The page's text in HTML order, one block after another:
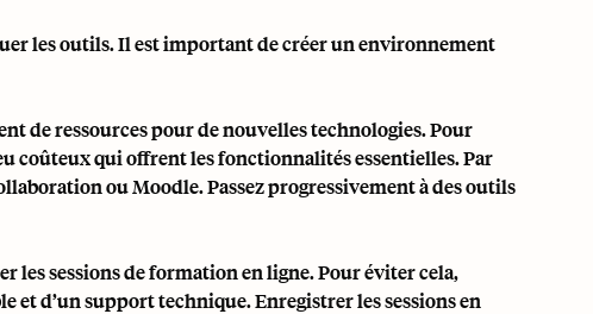
les outils. Il est important de créer un environnement
de ressources pour de nouvelles technologies. Pour
coûteux qui offrent les fonctionnalités essentielles. Par
ou Moodle. Passez progressivement à des outils
sessions de formation en ligne. Pour éviter cela,
et d’un support technique. Enregistrer les sessions en